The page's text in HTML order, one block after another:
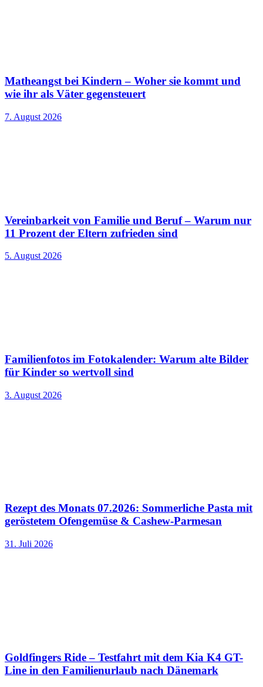
Matheangst bei Kindern – Woher sie kommt und
wie ihr als Väter gegensteuert
7. August 2026
Vereinbarkeit von Familie und Beruf – Warum nur
11 Prozent der Eltern zufrieden sind
5. August 2026
Familienfotos im Fotokalender: Warum alte Bilder
für Kinder so wertvoll sind
3. August 2026
Rezept des Monats 07.2026: Sommerliche Pasta mit
geröstetem Ofengemüse & Cashew-Parmesan
31. Juli 2026
Goldfingers Ride – Testfahrt mit dem Kia K4 GT-
Line in den Familienurlaub nach Dänemark